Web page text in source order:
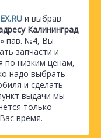
и выбрав
Калининград
» пав. №4, Вы
запчасти и
по низким ценам,
надо выбрать
и сделать
выдачи мы
только
время.